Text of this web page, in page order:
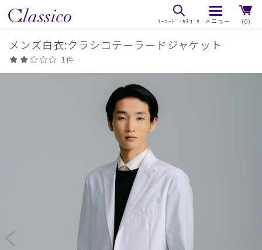
（0）
メンズ白衣:クラシコテーラードジャケット
1件